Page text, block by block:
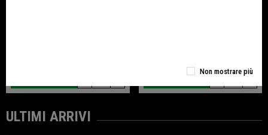
ACQUISTA
ULTIMI ARRIVI
Non mostrare più